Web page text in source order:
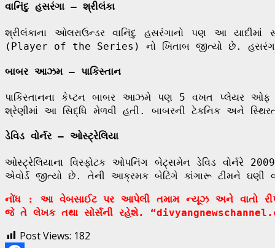
વાનિંદુ હસરંગા – શ્રીલંકા
શ્રીલંકાના ઓલરાઉન્ડર વાનિંદુ હસરંગાનો પણ આ
(Player of the Series) નો ખિતાબ જીત્યો છે.
બાબર આઝમ – પાકિસ્તાન
પાકિસ્તાનના કેપ્ટન બાબર આઝમે પણ 5 વખત પ્લેયર
શ્રેણીમાં આ સિદ્ધિ મેળવી હતી. બાબરની ટેકનિક અને
ડેવિડ વોર્નર – ઓસ્ટ્રેલિયા
ઓસ્ટ્રેલિયાના વિસ્ફોટક ઓપનિંગ બેટ્સમેન ડેવિડ
એવોર્ડ જીત્યો છે. તેની આક્રમક બેટિંગે કાંગારૂ ટીમને ઘણી
નોંધ : આ વેબસાઈટ પર આપેલી તમામ ન્યૂઝ અને વાતો
જે તે લેખક તથા સોર્સની રહેશે.
Post Views: 182